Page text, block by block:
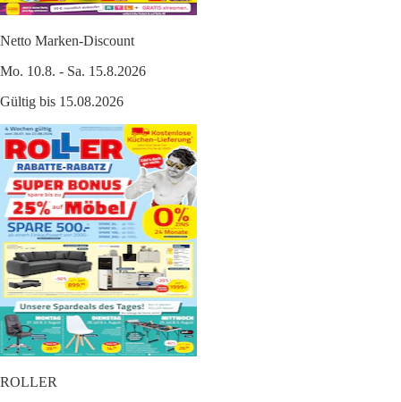
Netto Marken-Discount
Mo. 10.8. - Sa. 15.8.2026
Gültig bis 15.08.2026
ROLLER